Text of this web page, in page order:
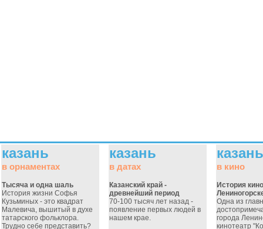
казань
в орнаментах
Тысяча и одна шаль
История жизни Софья
Кузьминых - это квадрат
Малевича, вышитый в духе
татарского фольклора.
Трудно себе представить?
казань
в датах
Казанский край -
древнейший период
70-100 тысяч лет назад -
появление первых людей в
нашем крае.
казань
в кино
История
Одна из
города
кинотеатр